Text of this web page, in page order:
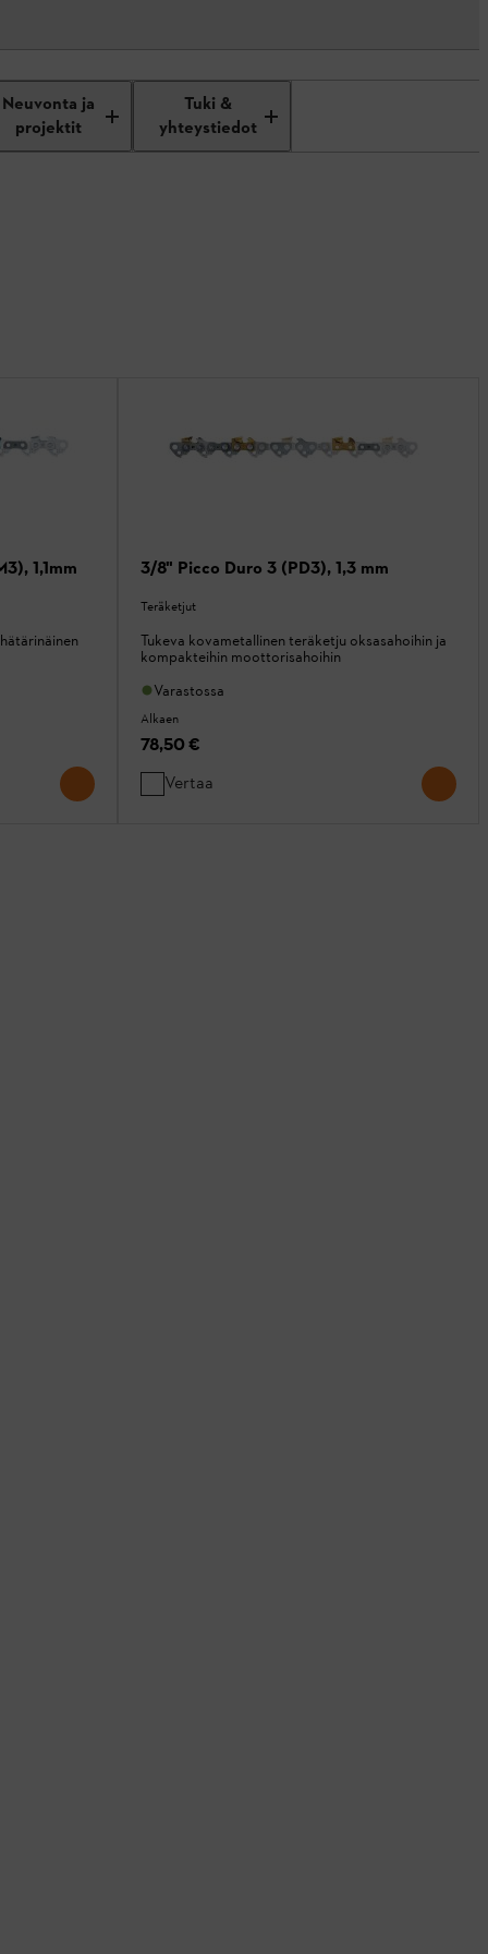
Neuvonta ja
projektit
Tuki &
yhteystiedot
1,1mm 3/8" Picco Duro 3 (PD3), 1,3 mm
Teräketjut
Tukeva kovametallinen teräketju oksasahoihin ja
kompakteihin moottorisahoihin
Varastossa
Alkaen
78,50 €
Vertaa